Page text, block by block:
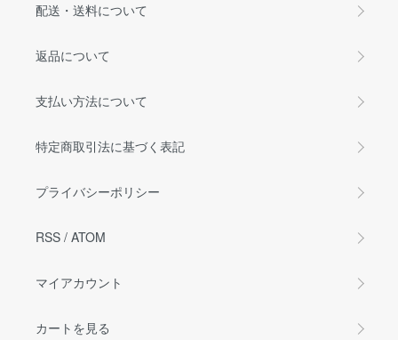
配送・送料について
返品について
支払い方法について
特定商取引法に基づく表記
プライバシーポリシー
RSS / ATOM
マイアカウント
カートを見る